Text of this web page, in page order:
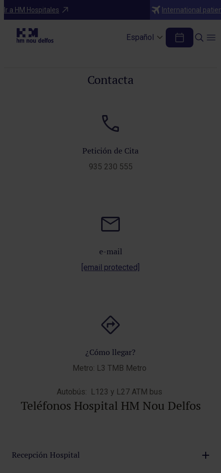
Ir a HM Hospitales International
Español
Contacta con el Hospital HM Nou Delfos
Contacta con nosotros en cualquier momento, te ayudaremos
Contacta
Petición de Cita
935 230 555
e-mail
[email protected]
¿Cómo llegar?
Metro: L3 TMB Metro
Autobús: L123 y L27 ATM bus
Teléfonos Hospital HM Nou Delfos
Recepción Hospital